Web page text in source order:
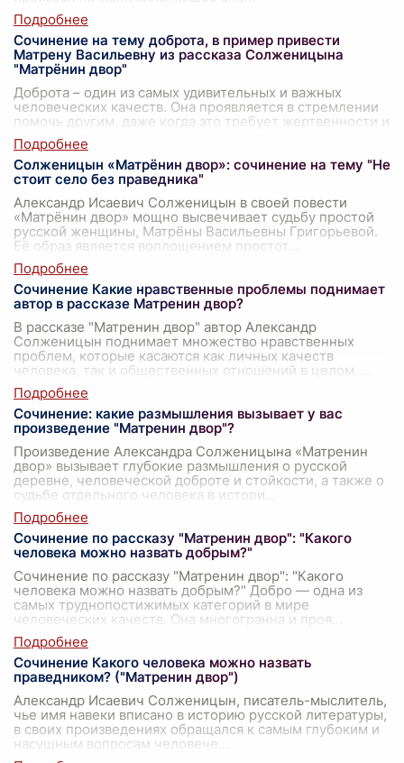
Сочинение на тему доброта, в пример привести
Матрену Васильевну из рассказа Солженицына
"Матрёнин двор"
Доброта – один из самых удивительных и важных
человеческих качеств. Она проявляется в стремлении
помочь другим, даже когда это требует жертвенности и
самоотдачи. Доброта способна п
Солженицын «Матрёнин двор»: сочинение на тему "Не
стоит село без праведника"
Александр Исаевич Солженицын в своей повести
«Матрёнин двор» мощно высвечивает судьбу простой
русской женщины, Матрёны Васильевны Григорьевой.
Её образ является воплощением простот
Сочинение Какие нравственные проблемы поднимает
автор в рассказе Матренин двор?
В рассказе "Матренин двор" автор Александр
Солженицын поднимает множество нравственных
проблем, которые касаются как личных качеств
человека, так и общественных отношений в целом.
Сочинение: какие размышления вызывает у вас
произведение "Матренин двор"?
Произведение Александра Солженицына «Матренин
двор» вызывает глубокие размышления о русской
деревне, человеческой доброте и стойкости, а также о
судьбе отдельного человека в истори
Сочинение по рассказу "Матренин двор": "Какого
человека можно назвать добрым?"
Сочинение по рассказу "Матренин двор": "Какого
человека можно назвать добрым?" Добро — одна из
самых труднопостижимых категорий в мире
человеческих качеств. Она многогранна и проя
Сочинение Какого человека можно назвать
праведником? ("Матренин двор")
Александр Исаевич Солженицын, писатель-мыслитель,
чье имя навеки вписано в историю русской литературы,
в своих произведениях обращался к самым глубоким и
насущным вопросам человече